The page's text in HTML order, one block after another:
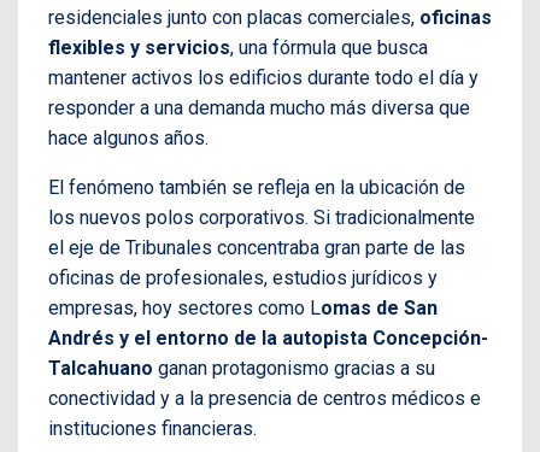
residenciales junto con placas comerciales, oficinas
flexibles y servicios, una fórmula que busca
mantener activos los edificios durante todo el día y
responder a una demanda mucho más diversa que
hace algunos años.
El fenómeno también se refleja en la ubicación de
los nuevos polos corporativos. Si tradicionalmente
el eje de Tribunales concentraba gran parte de las
oficinas de profesionales, estudios jurídicos y
empresas, hoy sectores como Lomas de San
Andrés y el entorno de la autopista Concepción-
Talcahuano ganan protagonismo gracias a su
conectividad y a la presencia de centros médicos e
instituciones financieras.